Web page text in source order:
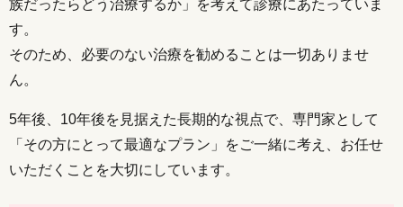
族だったらどう治療するか」を考えて診療にあたっていま
す。
そのため、必要のない治療を勧めることは一切ありませ
ん。
5年後、10年後を見据えた長期的な視点で、専門家として
「その方にとって最適なプラン」をご一緒に考え、お任せ
いただくことを大切にしています。